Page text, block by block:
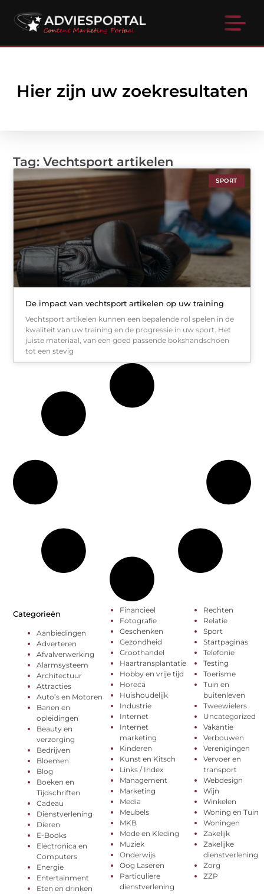
Hier zijn uw zoekresultaten
Tag: Vechtsport artikelen
SPORT
De impact van vechtsport artikelen op uw training
Vechtsport artikelen kunnen een bepalende rol spelen in de
kwaliteit van uw training en de progressie in uw sport. Het
juiste materiaal, van een goed passende bokshandschoen
tot een stevig
Categorieën
Aanbiedingen
Adverteren
Afvalverwerking
Alarmsysteem
Architectuur
Attracties
Auto’s en Motoren
Banen en
opleidingen
Beauty en
verzorging
Bedrijven
Bloemen
Blog
Boeken en
Tijdschriften
Cadeau
Dienstverlening
Dieren
E-Books
Electronica en
Computers
Energie
Entertainment
Eten en drinken
Financieel
Fotografie
Geschenken
Gezondheid
Groothandel
Haartransplantatie
Hobby en vrije tijd
Horeca
Huishoudelijk
Industrie
Internet
Internet
marketing
Kinderen
Kunst en Kitsch
Links / Index
Management
Marketing
Media
Meubels
MKB
Mode en Kleding
Muziek
Onderwijs
Oog Laseren
Particuliere
dienstverlening
Rechten
Relatie
Sport
Startpaginas
Telefonie
Testing
Toerisme
Tuin en
buitenleven
Tweewielers
Uncategorized
Vakantie
Verbouwen
Verenigingen
Vervoer en
transport
Webdesign
Wijn
Winkelen
Woning en Tuin
Woningen
Zakelijk
Zakelijke
dienstverlening
Zorg
ZZP